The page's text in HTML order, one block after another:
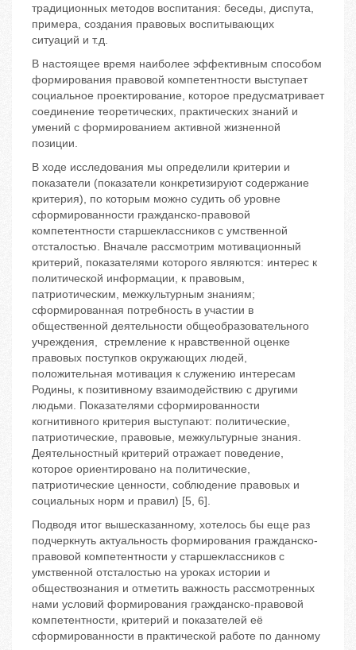
традиционных методов воспитания: беседы, диспута,
примера, создания правовых воспитывающих
ситуаций и т.д.
В настоящее время наиболее эффективным способом
формирования правовой компетентности выступает
социальное проектирование, которое предусматривает
соединение теоретических, практических знаний и
умений с формированием активной жизненной
позиции.
В ходе исследования мы определили критерии и
показатели (показа­тели конкретизируют содержание
критерия), по которым можно судить об уровне
сформированности гражданско-правовой
компетентности старшеклассников с умственной
отсталостью. Вначале рассмотрим мотивационный
критерий, показателями которого являются: интерес к
политической информации, к правовым,
патриотическим, межкультурным знаниям;
сформированная потребность в участии в
общественной деятельности общеобразовательного
учреждения, стремление к нравственной оценке
правовых поступков окружающих людей,
положительная мотивация к служению интересам
Родины, к позитивному взаимодействию с другими
людьми. Показателями сформированности
когнитивного критерия выступают: политические,
патриотические, правовые, межкультурные знания.
Деятельностный критерий отражает поведение,
которое ориентировано на политические,
патриотические ценности, соблюдение правовых и
социальных норм и правил) [5, 6].
Подводя итог вышесказанному, хотелось бы еще раз
подчеркнуть актуальность формирования гражданско-
правовой компетентности у старшеклассников с
умственной отсталостью на уроках истории и
обществознания и отметить важность рассмотренных
нами условий формирования гражданско-правовой
компетентности, критерий и показателей её
сформированности в практической работе по данному